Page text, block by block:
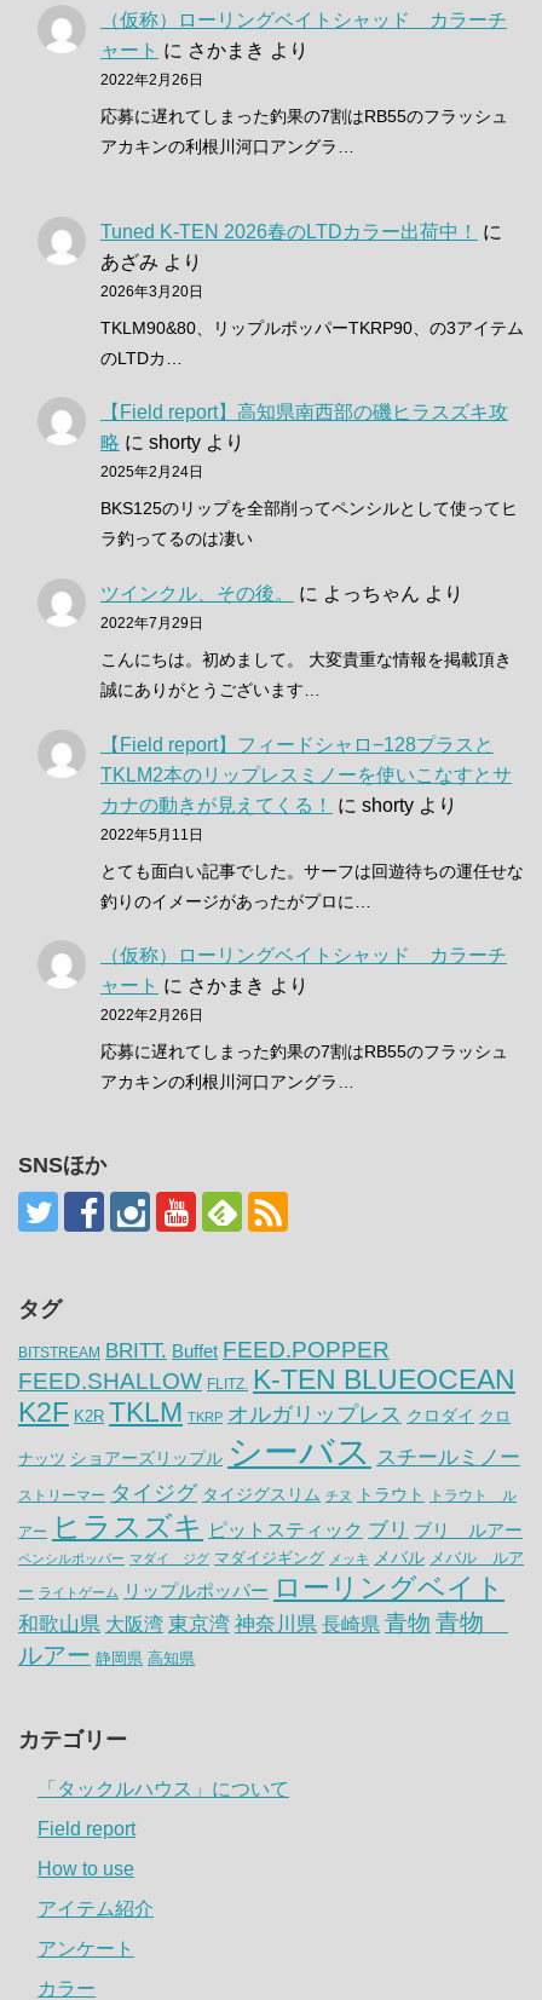
（仮称）ローリングベイトシャッド カラーチ
ャート に さかまき より
2022年2月26日
応募に遅れてしまった釣果の7割はRB55のフラッシュ
アカキンの利根川河口アングラ…
Tuned K-TEN 2026春のLTDカラー出荷中！
に
あざみ より
2026年3月20日
TKLM90&80、リップルポッパーTKRP90、の3アイテム
のLTDカ…
【Field report】高知県南西部の磯ヒラスズキ攻
略 に shorty より
2025年2月24日
BKS125のリップを全部削ってペンシルとして使ってヒ
ラ釣ってるのは凄い
ツインクル、その後。 に よっちゃん より
2022年7月29日
こんにちは。初めまして。 大変貴重な情報を掲載頂き
誠にありがとうございます…
【Field report】フィードシャロ−128プラスと
TKLM2本のリップレスミノーを使いこなすとサ
カナの動きが見えてくる！
に shorty より
2022年5月11日
とても面白い記事でした。サーフは回遊待ちの運任せな
釣りのイメージがあったがプロに…
（仮称）ローリングベイトシャッド カラーチ
ャート に さかまき より
2022年2月26日
応募に遅れてしまった釣果の7割はRB55のフラッシュ
アカキンの利根川河口アングラ…
SNSほか
タグ
BITSTREAM BRITT. Buffet FEED.POPPER
FEED.SHALLOW FLITZ. K-TEN BLUEOCEAN
K2F K2R TKLM TKRP オルガリップレス クロダイ クロ
ナッツ ショアーズリップル シーバス スチールミノー
ストリーマー タイジグ タイジグスリム チヌ トラウト トラウト ル
アー ヒラスズキ ピットスティック ブリ ブリ ルアー
ペンシルポッパー マダイ ジグ マダイジギング メッキ メバル メバル ルア
ー ライトゲーム リップルポッパー ローリングベイト
和歌山県 大阪湾 東京湾 神奈川県 長崎県 青物 青物
ルアー 静岡県 高知県
カテゴリー
「タックルハウス」について
Field report
How to use
アイテム紹介
アンケート
カラー